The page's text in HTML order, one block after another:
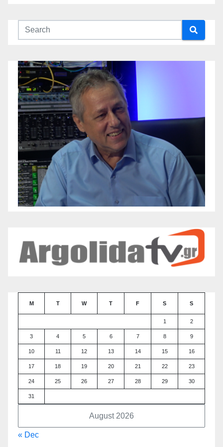
August 2026
M T W T F S S
1 2
3 4 5 6 7 8 9
10 11 12 13 14 15 16
17 18 19 20 21 22 23
24 25 26 27 28 29 30
31
« Dec